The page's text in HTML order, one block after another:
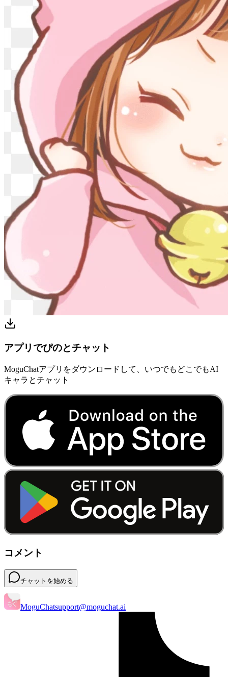
アプリでぴのとチャット
MoguChatアプリをダウンロードして、いつでもどこでもAI
キャラとチャット
コメント
チャットを始める
MoguChatsupport@moguchat.ai